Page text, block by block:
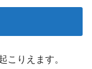
こりえます。